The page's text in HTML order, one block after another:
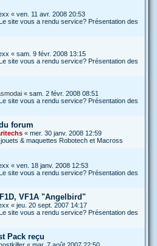
« ven. 11 avr. 2008 20:53
site vous a rendu service? Présentation des
« sam. 9 févr. 2008 13:15
site vous a rendu service? Présentation des
« sam. 2 févr. 2008 08:51
site vous a rendu service? Présentation des
forum
« mer. 30 janv. 2008 12:59
& maquettes Robotech et Macross
« ven. 18 janv. 2008 12:53
site vous a rendu service? Présentation des
VF1A "Angelbird"
« jeu. 20 sept. 2007 14:17
site vous a rendu service? Présentation des
Pack reçu
« mar. 7 août 2007 22:50